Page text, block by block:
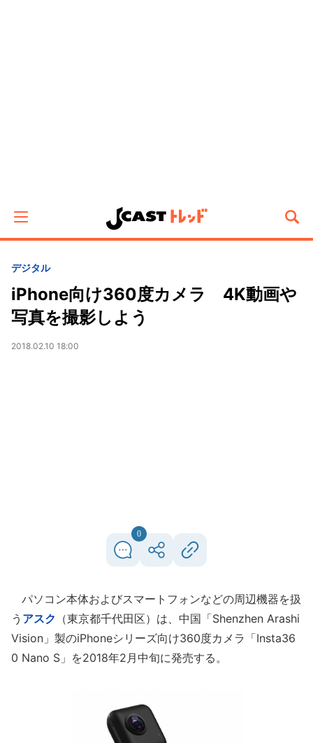
デジタル
iPhone向け360度カメラ 4K動画や
写真を撮影しよう
2018.02.10 18:00
0
パソコン本体およびスマートフォンなどの周辺機器を扱
う アスク （東京都千代田区）は、中国「Shenzhen Arashi
Vision」製のiPhoneシリーズ向け360度カメラ「Insta36
0 Nano S」を2018年2月中旬に発売する。